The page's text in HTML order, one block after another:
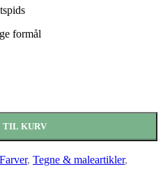
formål
Mint antal
KURV
, Tegne & maleartikler,